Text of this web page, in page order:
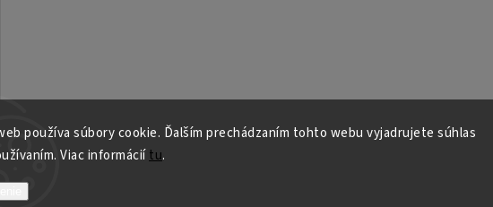
používa súbory cookie. Ďalším prechádzaním tohto webu vyjadrujete súhlas
Viac informáciítu.